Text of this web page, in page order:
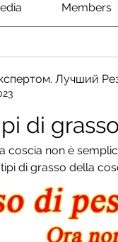
Members
Лучший
di
coscia non è
di grasso della